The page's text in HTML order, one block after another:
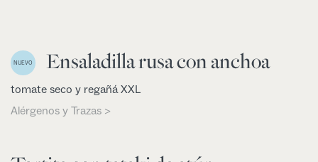
NUEVO Ensaladilla rusa con anchoa
tomate seco y regañá XXL
Alérgenos y Trazas >